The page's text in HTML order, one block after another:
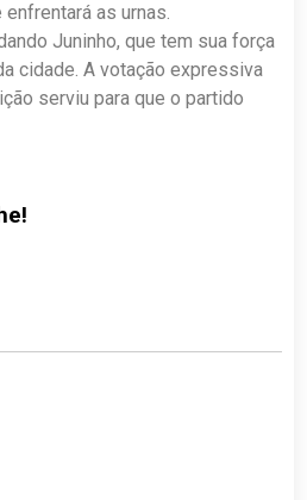
as urnas.
Juninho, que tem sua força
cidade. A votação expressiva
serviu para que o partido